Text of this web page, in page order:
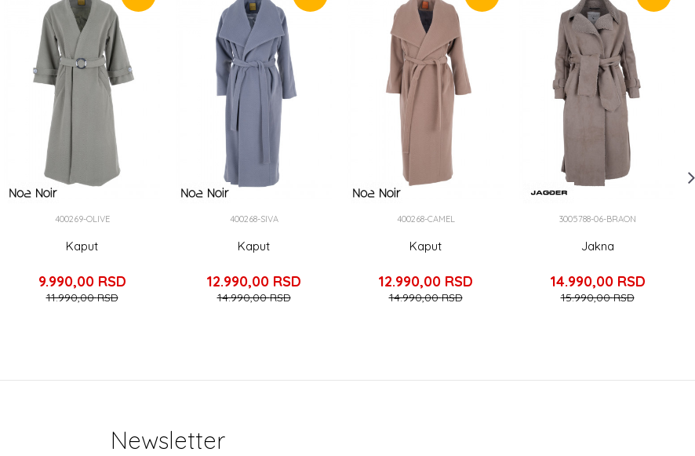
400269-OLIVE
Kaput
9.990,00 RSD
11.990,00RSD
400268-SIVA
Kaput
12.990,00 RSD
14.990,00RSD
400268-CAMEL
Kaput
12.990,00 RSD
14.990,00RSD
3005788-06-BRAON
Jakna
14.990,00 RSD
15.990,00RSD
Newsletter